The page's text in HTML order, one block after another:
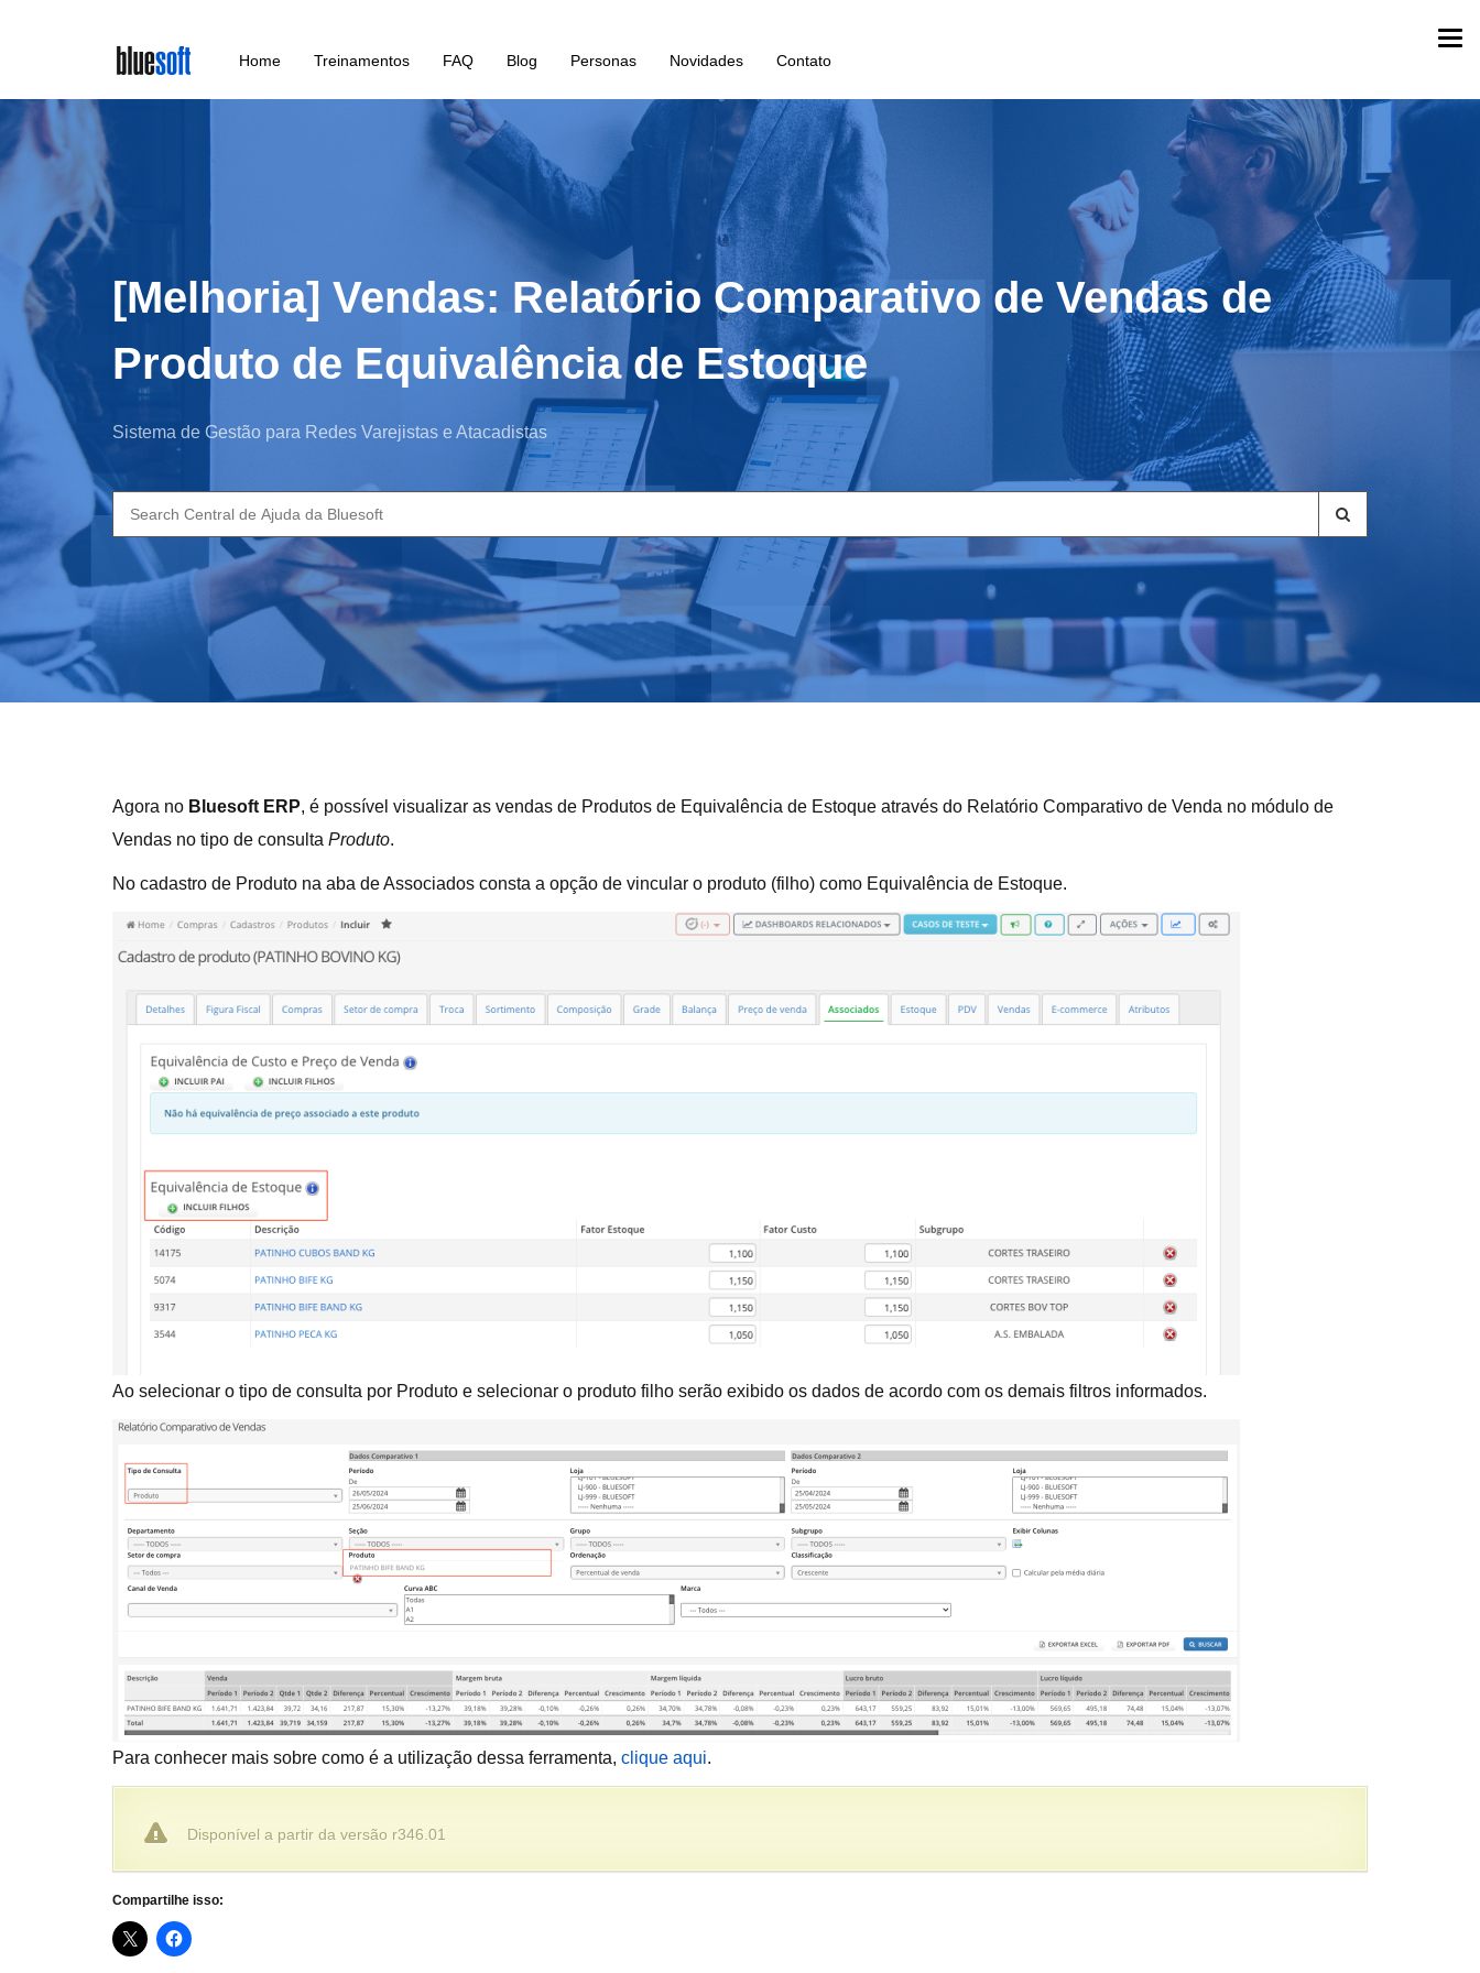
main
content
Home Treinamentos FAQ Blog Personas Novidades Contato
[Melhoria] Vendas: Relatório Comparativo de Vendas de
Produto de Equivalência de Estoque
Sistema de Gestão para Redes Varejistas e Atacadistas
Search
for:
Agora no Bluesoft ERP, é possível visualizar as vendas de Produtos de Equivalência de Estoque através do Relatório Comparativo de Venda no módulo de
Vendas no tipo de consulta Produto.
No cadastro de Produto na aba de Associados consta a opção de vincular o produto (filho) como Equivalência de Estoque.
Ao selecionar o tipo de consulta por Produto e selecionar o produto filho serão exibido os dados de acordo com os demais filtros informados.
Para conhecer mais sobre como é a utilização dessa ferramenta, clique aqui.
Disponível a partir da versão r346.01
Compartilhe isso: